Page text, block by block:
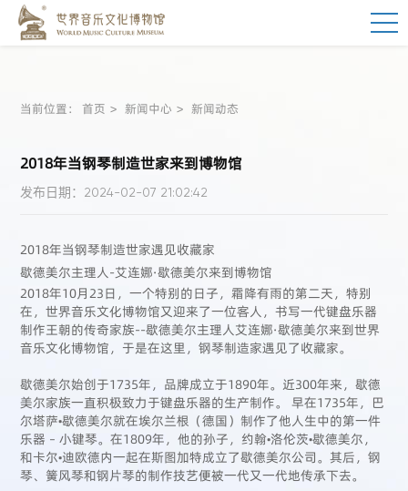
当前位置：首页 新闻中心 新闻动态
2018年当钢琴制造世家来到博物馆
发布日期：2024-02-07 21:02:42
2018年当钢琴制造世家遇见收藏家
歇德美尔主理人-艾连娜·歇德美尔来到博物馆
2018年10月23日，一个特别的日子，霜降有雨的第二天，特别
在，世界音乐文化博物馆又迎来了一位客人，书写一代键盘乐器
制作王朝的传奇家族--歇德美尔主理人艾连娜·歇德美尔来到世界
音乐文化博物馆，于是在这里，钢琴制造家遇见了收藏家。
歇德美尔始创于1735年，品牌成立于1890年。近300年来，歇德
美尔家族一直积极致力于键盘乐器的生产制作。 早在1735年，巴
尔塔萨•歇德美尔就在埃尔兰根（德国）制作了他人生中的第一件
乐器 – 小键琴。在1809年，他的孙子，约翰•洛伦茨•歇德美尔，
和卡尔•迪欧德内一起在斯图加特成立了歇德美尔公司。其后，钢
琴、簧风琴和钢片琴的制作技艺便被一代又一代地传承下去。